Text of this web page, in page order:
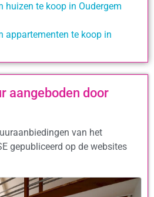
huizen te koop in Oudergem
appartementen te koop in
aangeboden door
van het
gepubliceerd op de websites